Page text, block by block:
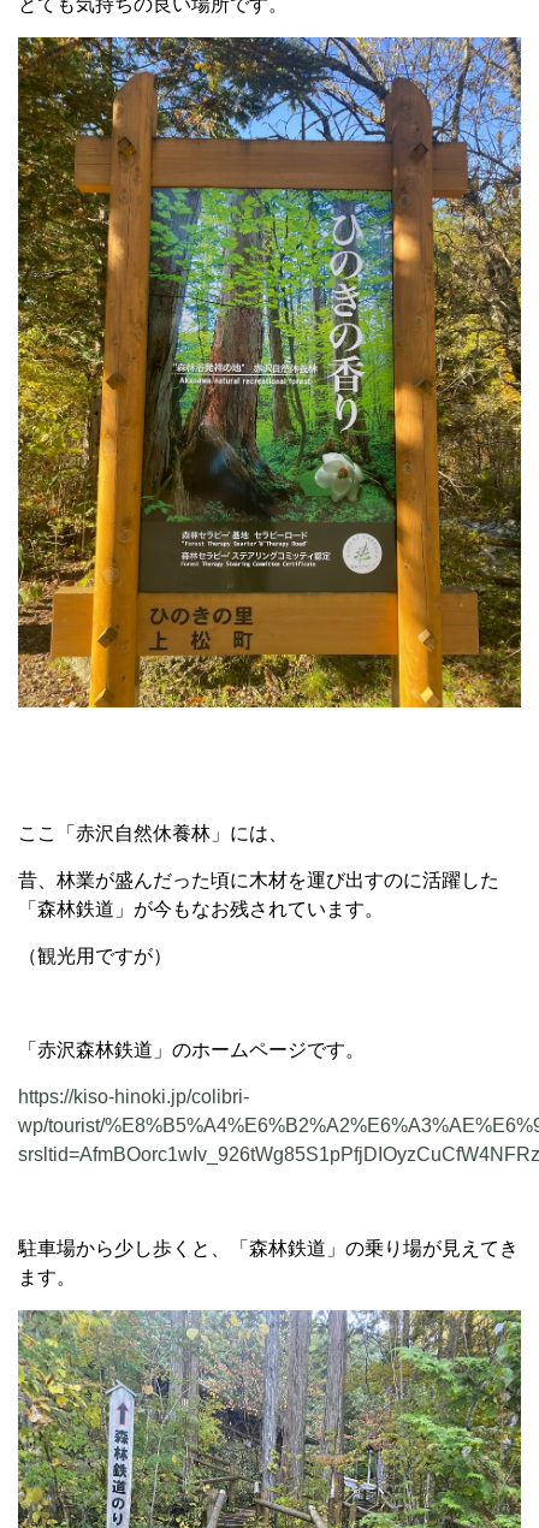
とても気持ちの良い場所です。
ここ「赤沢自然休養林」には、
昔、林業が盛んだった頃に木材を運び出すのに活躍した
「森林鉄道」が今もなお残されています。
（観光用ですが）
「赤沢森林鉄道」のホームページです。
https://kiso-hinoki.jp/colibri-
wp/tourist/
駐車場から少し歩くと、「森林鉄道」の乗り場が見えてき
ます。